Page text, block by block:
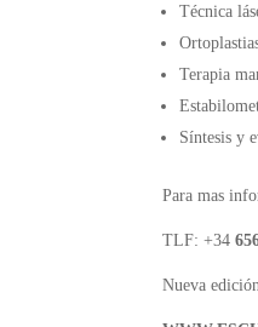
Técnica
Terapia
Síntesis y
Para mas
TLF: +34
Nueva